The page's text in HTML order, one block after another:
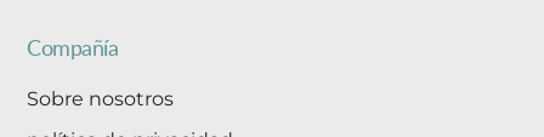
Compañía
Sobre nosotros